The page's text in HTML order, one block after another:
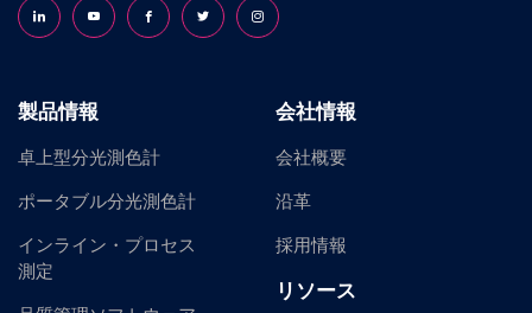
Follow us on LinkedInFollow us on YouTubeFollow us on Facebook
Follow us on X (formerly Twitter)
Follow us on Instagram
製品情報
卓上型分光測色計
ポータブル分光測色計
インライン・プロセス
測定
会社情報
会社概要
沿革
採用情報
リソース